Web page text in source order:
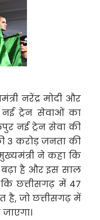
नरेंद्र मोदी और
ट्रेन सेवाओं का
नई ट्रेन सेवा की
3 करोड़ जनता की
ने कहा कि
है और इस साल
छत्तीसगढ़ में 47
है, जो छत्तीसगढ़ में